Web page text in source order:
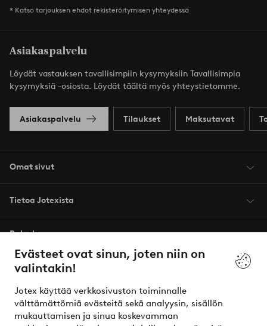
Evästeet ovat sinun, joten niin on
valintakin!
Jotex käyttää verkkosivuston toiminnalle
välttämättömiä evästeitä sekä analyysin, sisällön
mukauttamisen ja sinua koskevamman
* Katso tarjouksen ehdot rekisteröitymisen yhteydessä
Asiakaspalvelu
Löydät vastauksen tavallisimpiin kysymyksiin Tavallisimpia
kysymyksiä -osiosta. Löydät täältä myös yhteystietomme.
Asiakaspalvelu Tilaukset Maksutavat
Omat sivut
Tietoa Jotexista
Palvelumme
Ehdot
Ystävät